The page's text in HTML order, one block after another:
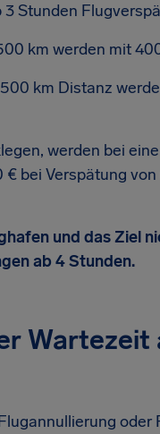
Stunden
km werden mit
km Distanz
werden bei
bei Verspätung
und das Ziel
ab 4 Stunden.
Wartezeit
oder